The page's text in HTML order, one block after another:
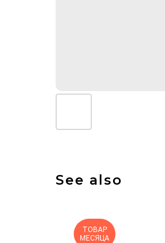
See also
ТОВАР
МЕСЯЦА